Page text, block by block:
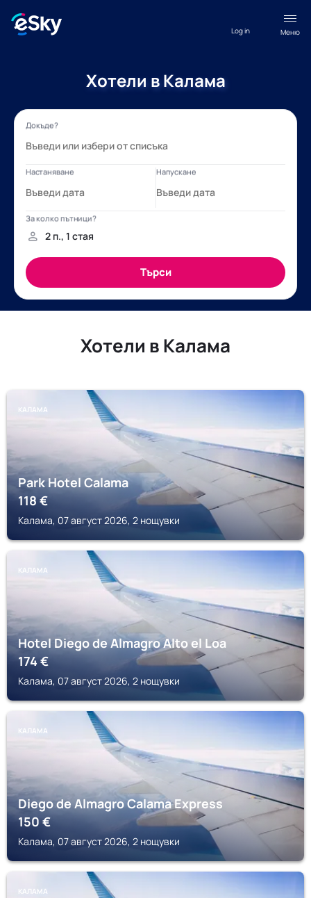
Меню
Log in
Хотели в Калама
Хотели в Калама
КАЛАМА
Park Hotel Calama
118€
Калама, 07 август 2026, 2 нощувки
КАЛАМА
Hotel Diego de Almagro Alto el Loa
174€
Калама, 07 август 2026, 2 нощувки
КАЛАМА
Diego de Almagro Calama Express
150€
Калама, 07 август 2026, 2 нощувки
КАЛАМА